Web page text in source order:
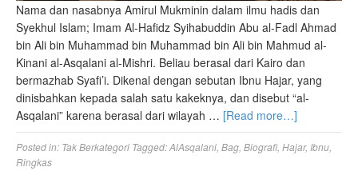
Nama dan nasabnya Amirul Mukminin dalam ilmu hadis dan
Syekhul Islam; Imam Al-Hafidz Syihabuddin Abu al-Fadl Ahmad
bin Ali bin Muhammad bin Muhammad bin Ali bin Mahmud al-
Kinani al-Asqalani al-Mishri. Beliau berasal dari Kairo dan
bermazhab Syafi’i. Dikenal dengan sebutan Ibnu Hajar, yang
dinisbahkan kepada salah satu kakeknya, dan disebut “al-
Asqalani” karena berasal dari wilayah … [Read more…]
Posted in: Tak Berkategori Tagged:AlAsqalani Bag Biografi, Hajar, Ibnu
Ringkas